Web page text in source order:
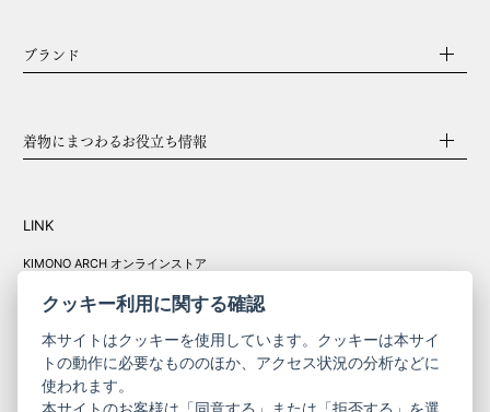
ブランド
着物にまつわるお役立ち情報
LINK
KIMONO ARCH オンラインストア
きものやまと振
クッキー利用に関する確認
本サイトはクッキーを使用しています。クッキーは本サイ
トの動作に必要なもののほか、アクセス状況の分析などに
使われます。
本サイトのお客様は「同意する」または「拒否する」を選